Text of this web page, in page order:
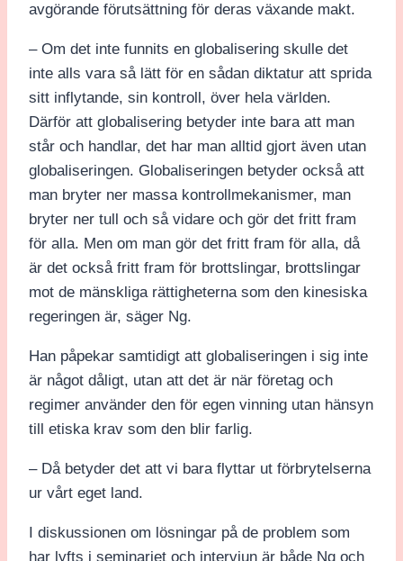
avgörande förutsättning för deras växande makt.
– Om det inte funnits en globalisering skulle det
inte alls vara så lätt för en sådan diktatur att sprida
sitt inflytande, sin kontroll, över hela världen.
Därför att globalisering betyder inte bara att man
står och handlar, det har man alltid gjort även utan
globaliseringen. Globaliseringen betyder också att
man bryter ner massa kontrollmekanismer, man
bryter ner tull och så vidare och gör det fritt fram
för alla. Men om man gör det fritt fram för alla, då
är det också fritt fram för brottslingar, brottslingar
mot de mänskliga rättigheterna som den kinesiska
regeringen är, säger Ng.
Han påpekar samtidigt att globaliseringen i sig inte
är något dåligt, utan att det är när företag och
regimer använder den för egen vinning utan hänsyn
till etiska krav som den blir farlig.
– Då betyder det att vi bara flyttar ut förbrytelserna
ur vårt eget land.
I diskussionen om lösningar på de problem som
har lyfts i seminariet och intervjun är både Ng och